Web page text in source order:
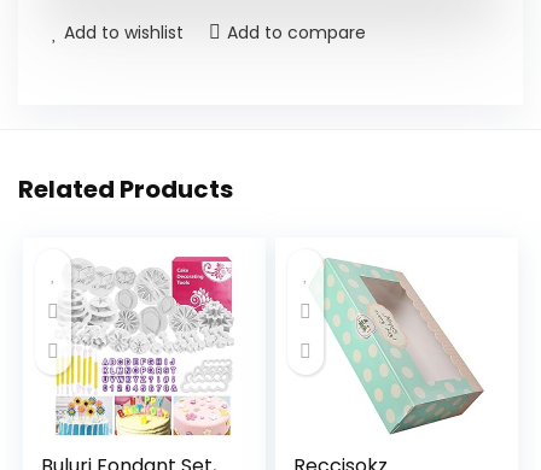
Add to wishlist Add to compare
Related Products